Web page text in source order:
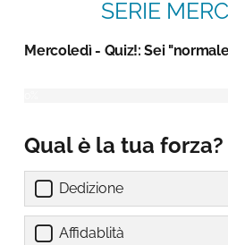
SERIE
Mercoledì - Quiz!: Sei
Qual è la tua forza?
Dedizione
Affidablità